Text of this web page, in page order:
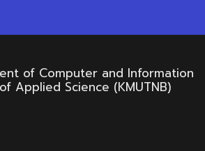
of Computer and Information
Applied Science (KMUTNB)